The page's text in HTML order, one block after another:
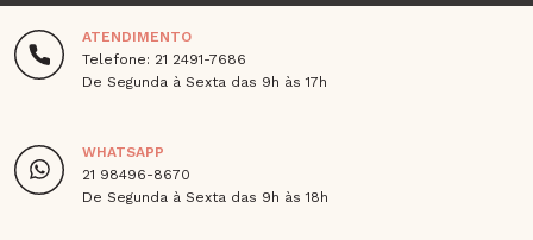
ATENDIMENTO
Telefone: 21 2491-7686
De Segunda à Sexta das 9h às 17h
WHATSAPP
21 98496-8670
De Segunda à Sexta das 9h às 18h